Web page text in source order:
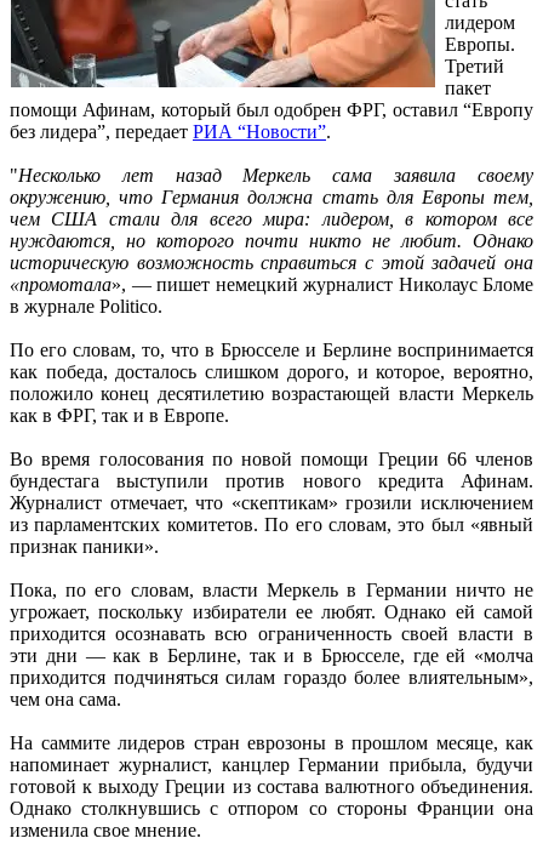
лидером
Европы.
Третий
пакет
помощи Афинам, который был одобрен ФРГ, оставил “Европу
без лидера”, передает РИА “Новости”.
"Несколько лет назад Меркель сама заявила своему
окружению, что Германия должна стать для Европы тем,
чем США стали для всего мира: лидером, в котором все
нуждаются, но которого почти никто не любит. Однако
историческую возможность справиться с этой задачей она
«промотала», — пишет немецкий журналист Николаус Бломе
в журнале Politico.
По его словам, то, что в Брюсселе и Берлине воспринимается
как победа, досталось слишком дорого, и которое, вероятно,
положило конец десятилетию возрастающей власти Меркель
как в ФРГ, так и в Европе.
Во время голосования по новой помощи Греции 66 членов
бундестага выступили против нового кредита Афинам.
Журналист отмечает, что «скептикам» грозили исключением
из парламентских комитетов. По его словам, это был «явный
признак паники».
Пока, по его словам, власти Меркель в Германии ничто не
угрожает, поскольку избиратели ее любят. Однако ей самой
приходится осознавать всю ограниченность своей власти в
эти дни — как в Берлине, так и в Брюсселе, где ей «молча
приходится подчиняться силам гораздо более влиятельным»,
чем она сама.
На саммите лидеров стран еврозоны в прошлом месяце, как
напоминает журналист, канцлер Германии прибыла, будучи
готовой к выходу Греции из состава валютного объединения.
Однако столкнувшись с отпором со стороны Франции она
изменила свое мнение.